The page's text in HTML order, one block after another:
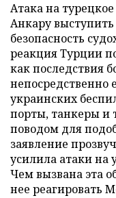
Атака на
Анкару
безопасность
реакция Турции
как последствия
непосредственно
украинских
порты, танкеры и
поводом для
заявление
усилила атаки на
Чем вызвана эта
нее реагировать